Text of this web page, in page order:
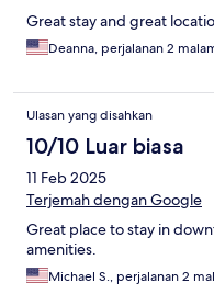
Great stay and great
Deanna, perjalanan 2
Ulasan yang disahkan
10/10 Luar biasa
11 Feb 2025
Terjemah dengan Google
Great place to stay in
amenities.
Michael S., perjalanan 2